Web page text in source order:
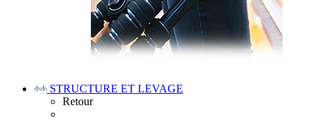
STRUCTURE ET LEVAGE
Retour